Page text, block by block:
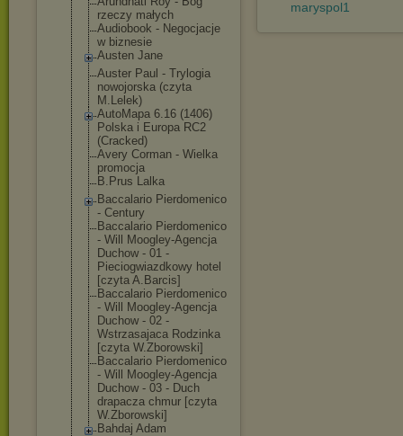
rzeczy małych
Audiobook - Negocjacje
w biznesie
Austen Jane
Auster Paul - Trylogia
nowojorska (czyta
M.Lelek)
AutoMapa 6.16 (1406)
Polska i Europa RC2
(Cracked)
Avery Corman - Wielka
promocja
B.Prus Lalka
Baccalario Pierdomenico
- Century
Baccalario Pierdomenico
- Will Moogley-Agencja
Duchow - 01 -
Pieciogwiazdkowy hotel
[czyta A.Barcis]
Baccalario Pierdomenico
- Will Moogley-Agencja
Duchow - 02 -
Wstrzasajaca Rodzinka
[czyta W.Zborowski]
Baccalario Pierdomenico
- Will Moogley-Agencja
Duchow - 03 - Duch
drapacza chmur [czyta
W.Zborowski]
Bahdaj Adam
maryspol1